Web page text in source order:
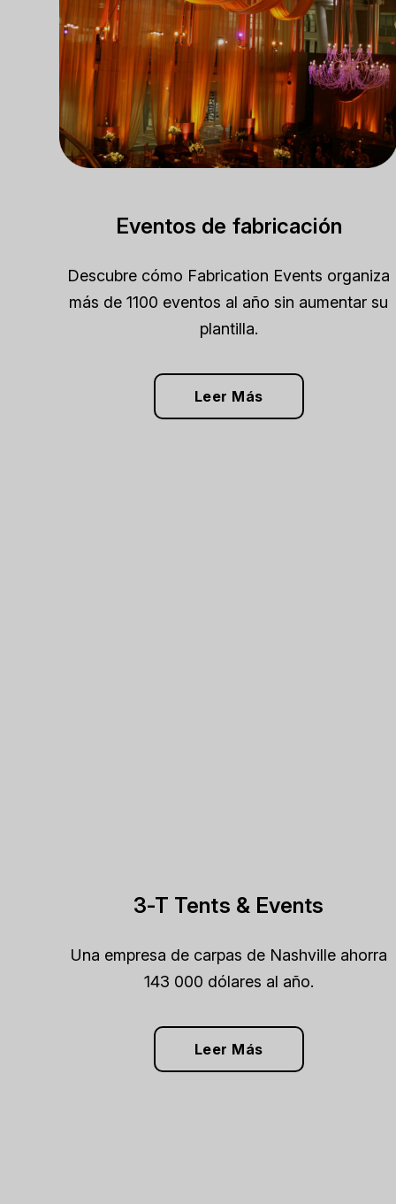
Eventos de fabricación
Descubre cómo Fabrication Events organiza
más de 1100 eventos al año sin aumentar su
plantilla.
Leer Más
3-T Tents & Events
Una empresa de carpas de Nashville ahorra
143 000 dólares al año.
Leer Más